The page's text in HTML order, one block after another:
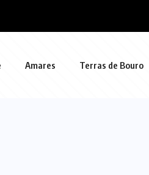
Amares Terras de Bouro